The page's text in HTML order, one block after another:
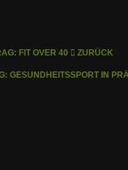
FIT OVER 40 ZURÜCK
GESUNDHEITSSPORT IN